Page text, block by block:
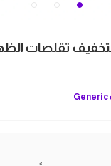
تقلصات
Generic